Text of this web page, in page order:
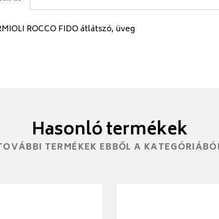
ROCCO FIDO átlátszó, üveg
Hasonló termékek
TERMÉKEK EBBŐL A